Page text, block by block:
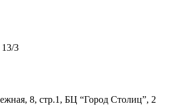
13/3
8, стр.1, БЦ “Город Столиц”, 2